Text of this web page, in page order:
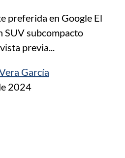
preferida en Google El
SUV subcompacto
previa...
García
2024